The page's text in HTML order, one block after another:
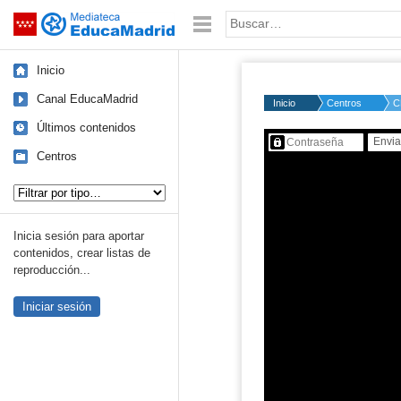
Saltar navegación Palabra o frase:
Inicio
Canal EducaMadrid
Últimos contenidos
Centros
Inicia sesión para aportar
contenidos, crear listas de
reproducción...
Iniciar sesión
Inicio Centros
Contenido protegido…